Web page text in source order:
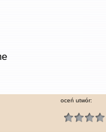
oceń utwór: